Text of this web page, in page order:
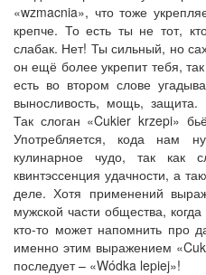
«wzmacnia», что тоже
крепче. То есть ты не тот,
слабак. Нет! Ты сильный, но
он ещё более укрепит тебя,
есть во втором слове
выносливость, мощь, защита.
Так слоган «Cukier krzepi»
Употребляется, кода нам
кулинарное чудо, так как
квинтэссенция удачности, а
деле. Хотя применений
мужской части общества,
кто-то может напомнить про
именно этим выражением
последует – «Wódka lepiej»!